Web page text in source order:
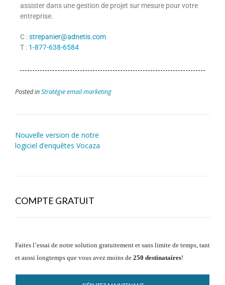
assister dans une gestion de projet sur mesure pour votre
entreprise.
C :strepanier@adnetis.com
T : 1-877-638-6584
Posted inStratégie email marketing
Nouvelle version de notre
logiciel d’enquêtes Vocaza
COMPTE GRATUIT
Faites l’essai de notre solution gratuitement et sans limite de temps, tant
et aussi longtemps que vous avez moins de 250 destinataires!